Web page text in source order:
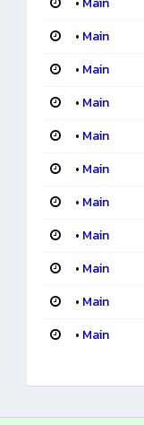
• Main
• Main
• Main
• Main
• Main
• Main
• Main
• Main
• Main
• Main